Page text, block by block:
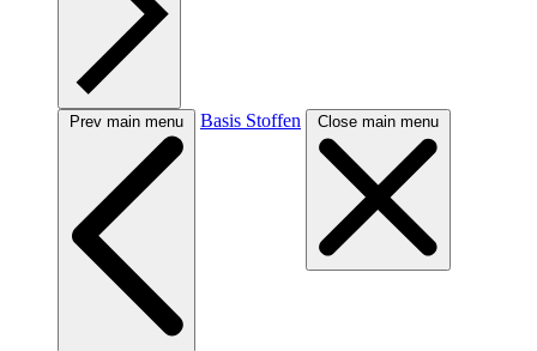
Prev main menu Basis Stoffen Close main menu